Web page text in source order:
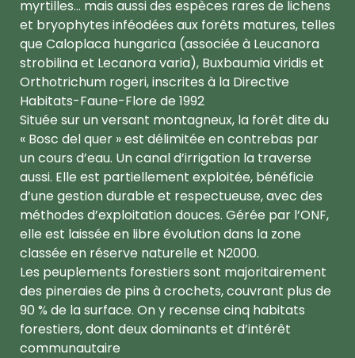
myrtilles… mais aussi des espèces rares de lichens
et bryophytes inféodées aux forêts matures, telles
que Caloplaca hungarica (associée à Leucanora
strobilina et Lecanora varia), Buxbaumia viridis et
Orthotrichum rogeri, inscrites à la Directive
Habitats-Faune-Flore de 1992
Située sur un versant montagneux, la forêt dite du
« Bosc del quer » est délimitée en contrebas par
un cours d’eau. Un canal d’irrigation la traverse
aussi. Elle est partiellement exploitée, bénéficie
d’une gestion durable et respectueuse, avec des
méthodes d’exploitation douces. Gérée par l’ONF,
elle est laissée en libre évolution dans la zone
classée en réserve naturelle et N2000.
Les peuplements forestiers sont majoritairement
des pineraies de pins à crochets, couvrant plus de
90 % de la surface. On y recense cinq habitats
forestiers, dont deux dominants et d’intérêt
communautaire